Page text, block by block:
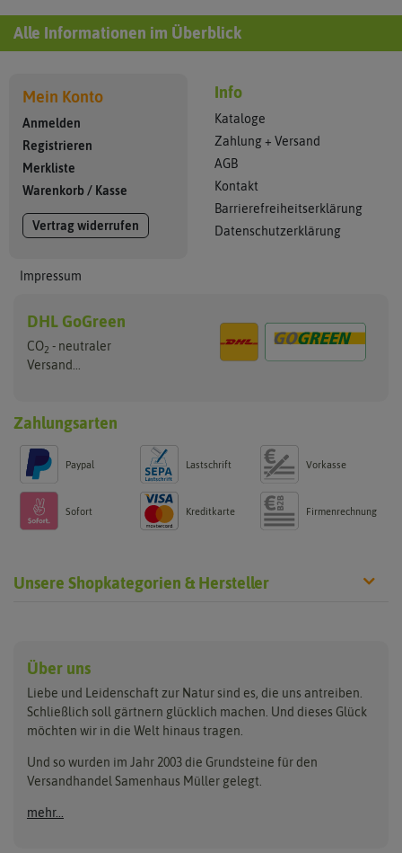
Alle Informationen im Überblick
Mein Konto
Anmelden
Registrieren
Merkliste
Warenkorb/ Kasse
Vertrag widerrufen
Impressum
Info
Kataloge
Zahlung + Versand
AGB
Kontakt
Barrierefreiheitserklärung
Datenschutzerklärung
DHL GoGreen
CO2 - neutraler
Versand...
Zahlungsarten
Paypal Lastschrift Vorkasse
Sofort Kreditkarte Firmenrechnung
Unsere Shopkategorien & Hersteller
Anzuchtschalen
Beleuchtung
Erdbeertürme
Folien, Vliese und Netze
Gartengeräte
Nützlinge & Nisthilfen
Keimsprossen
Saatgut für Werbezwecke
Samen-Sets
Gemüsesamen
Benary
Buzzy Seeds
Clever Pots
Dürr-Samen
FLORTUS
Greenline
Grüne Oase
Über uns
Liebe und Leidenschaft zur Natur sind es, die uns antreiben.
Schließlich soll gärtnern glücklich machen. Und dieses Glück
möchten wir in die Welt hinaus tragen.
Und so wurden im Jahr 2003 die Grundsteine für den
Versandhandel Samenhaus Müller gelegt.
mehr...